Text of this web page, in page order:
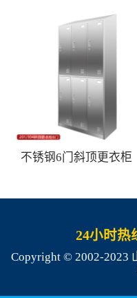
不锈钢6门斜顶更衣柜
24小时热
Copyright © 2002-2023